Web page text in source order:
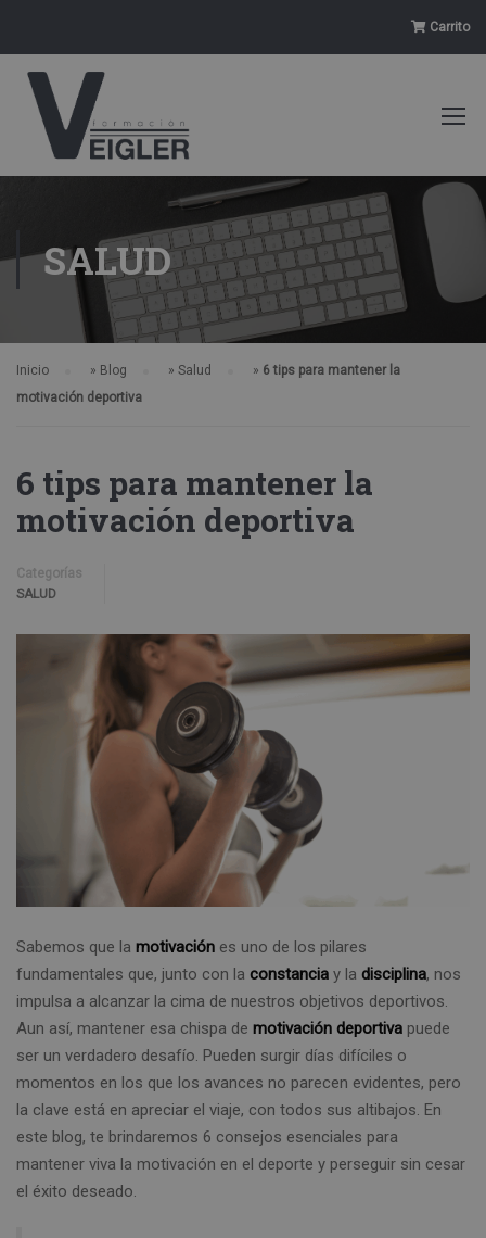
Carrito
SALUD
Inicio » Blog » Salud » 6 tips para mantener la
motivación deportiva
6 tips para mantener la
motivación deportiva
Categorías
SALUD
Sabemos que la motivación es uno de los pilares
fundamentales que, junto con la constancia y la disciplina, nos
impulsa a alcanzar la cima de nuestros objetivos deportivos.
Aun así, mantener esa chispa de motivación deportiva puede
ser un verdadero desafío. Pueden surgir días difíciles o
momentos en los que los avances no parecen evidentes, pero
la clave está en apreciar el viaje, con todos sus altibajos. En
este blog, te brindaremos 6 consejos esenciales para
mantener viva la motivación en el deporte y perseguir sin cesar
el éxito deseado.